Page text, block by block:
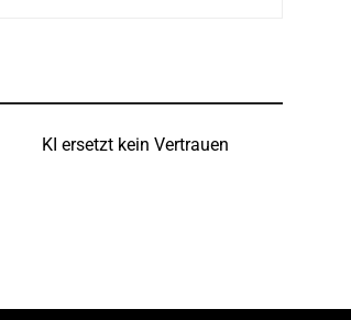
KI ersetzt kein Vertrauen